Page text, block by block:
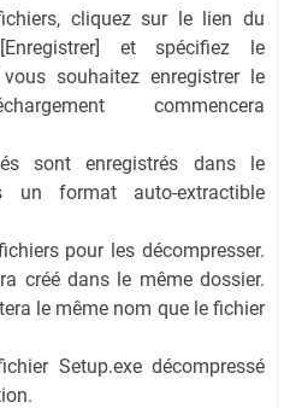
cliquez sur le lien du
et spécifiez le
souhaitez enregistrer le
commencera
sont enregistrés dans le
un format auto-extractible
pour les décompresser.
créé dans le même dossier.
le même nom que le fichier
Setup.exe décompressé